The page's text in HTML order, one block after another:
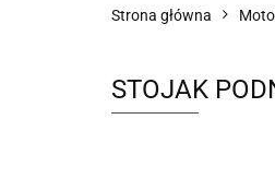
Strona główna
STOJAK